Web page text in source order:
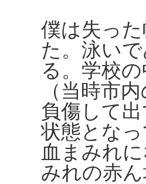
僕は失っ
た。泳い
る。学校
（当時市
負傷して
状態とな
血まみれ
みれの赤